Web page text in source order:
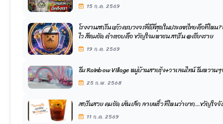
15 ก.ค. 2569
โรงงานสกรีนแก้วครบวงจรที่ดีที่สุดในประเทศไทยคือที่ไหน
ไว สีคมชัด คำตอบคือ ขวัญใจมหาชน สกรีน @เชียงราย
19 ก.ค. 2569
ธีม Rainbow Village หมู่บ้านสายรุ้ง+วาเลนไทน์
25 ก.พ. 2568
สกรีนสวย คมชัด เส้นเล็ก ลายพริ้ว ที่ไหนว่ายาก...ขวัญใจ
11 ก.ค. 2569